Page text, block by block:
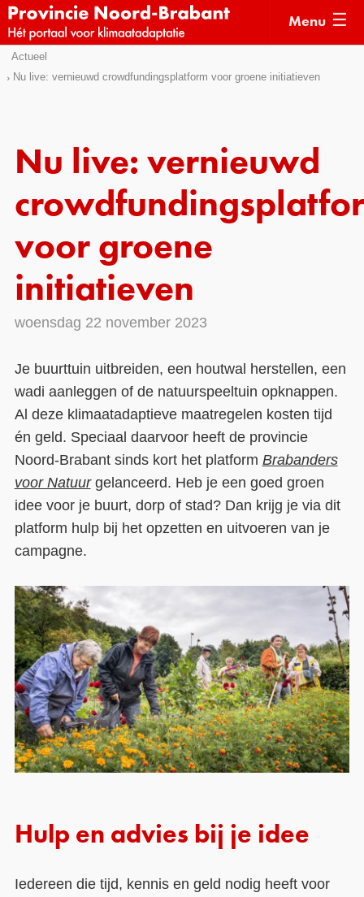
Sla
links
naar
het
Direct
de
inhoud
Menu
Actueel
Nu live: vernieuwd crowdfundingsplatform voor groene initiatieven
Nu live: vernieuwd
voor groene
initiatieven
woensdag 22 november 2023
Je buurttuin uitbreiden, een houtwal herstellen, een
wadi aanleggen of de natuurspeeltuin opknappen.
Al deze klimaatadaptieve maatregelen kosten tijd
én geld. Speciaal daarvoor heeft de provincie
Noord-Brabant sinds kort het platform Brabanders
voor Natuur gelanceerd. Heb je een goed groen
idee voor je buurt, dorp of stad? Dan krijg je via dit
platform hulp bij het opzetten en uitvoeren van je
campagne.
Hulp en advies bij je idee
Iedereen die tijd, kennis en geld nodig heeft voor
Kennisdossiers
Hulpmiddelen
Monitoring
Contact
Over ons
LIFE-IP Klimaatadaptatie
Weerbaar Dommelland